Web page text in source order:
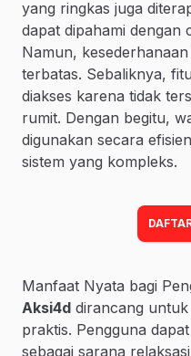
yang ringkas juga
dapat dipahami dengan
Namun,
terbatas. Sebaliknya,
diakses karena tidak
rumit. Dengan begitu,
digunakan secara
sistem yang kompleks.
Manfaat Nyata bagi
Aksi4d dirancang
praktis. Pengguna
sebagai sarana